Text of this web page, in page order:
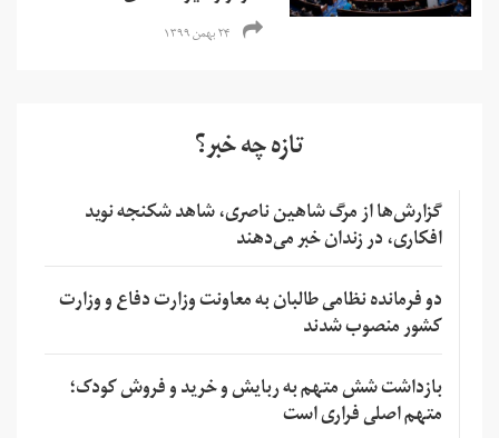
۲۴ بهمن ۱۳۹۹
تازه چه خبر؟
گزارش‌ها از مرگ شاهین ناصری، شاهد شکنجه نوید
افکاری، در زندان خبر می‌دهند
دو فرمانده نظامی طالبان به معاونت وزارت دفاع و وزارت
کشور منصوب شدند
بازداشت شش متهم به ربایش و خرید و فروش کودک؛
متهم اصلی فراری است